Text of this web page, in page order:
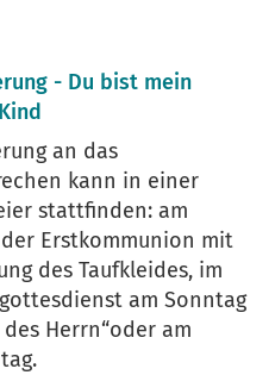
- Du bist mein
an das
kann in einer
stattfinden: am
Erstkommunion mit
des Taufkleides, im
am Sonntag
des Herrn“oder am